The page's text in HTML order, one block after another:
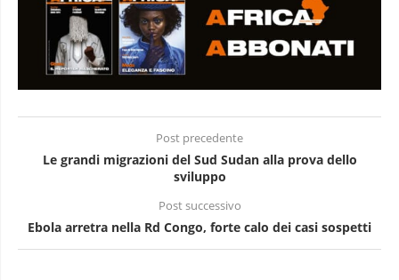
Post precedente
Le grandi migrazioni del Sud Sudan alla prova dello
sviluppo
Post successivo
Ebola arretra nella Rd Congo, forte calo dei casi sospetti